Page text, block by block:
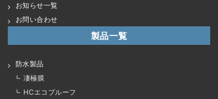
お知らせ一覧
お問い合わせ
製品一覧
防水製品
凄極膜
HCエコプルーフ